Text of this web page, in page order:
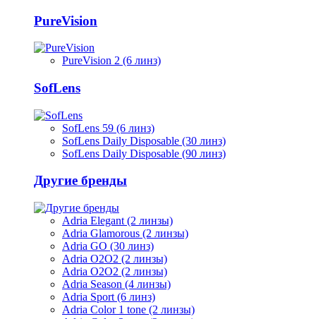
PureVision
PureVision 2 (6 линз)
SofLens
SofLens 59 (6 линз)
SofLens Daily Disposable (30 линз)
SofLens Daily Disposable (90 линз)
Другие бренды
Adria Elegant (2 линзы)
Adria Glamorous (2 линзы)
Adria GO (30 линз)
Adria O2O2 (2 линзы)
Adria O2O2 (2 линзы)
Adria Season (4 линзы)
Adria Sport (6 линз)
Adria Сolor 1 tone (2 линзы)